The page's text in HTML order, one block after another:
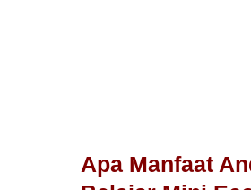
Apa Manfaat